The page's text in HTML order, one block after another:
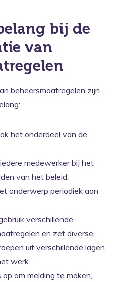
bij de
van
beheersmaatregelen zijn
het onderdeel van de
medewerker bij het
van het beleid.
onderwerp periodiek aan
verschillende
en zet diverse
uit verschillende lagen
werk.
om melding te maken,